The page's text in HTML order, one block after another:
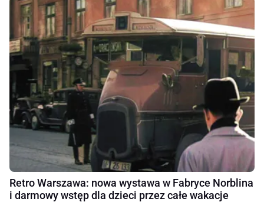
Retro Warszawa: nowa wystawa w Fabryce Norblina
i darmowy wstęp dla dzieci przez całe wakacje